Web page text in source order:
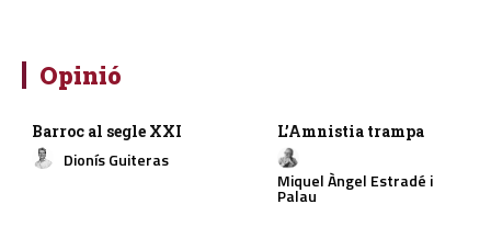
Opinió
Barroc al segle XXI
Dionís Guiteras
L’Amnistia trampa
Miquel Àngel Estradé i
Palau